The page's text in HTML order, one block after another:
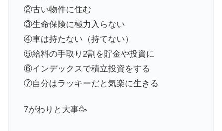
②古い物件に住む
③生命保険に極力入らない
④車は持たない（持てない）
⑤給料の手取り2割を貯金や投資に
⑥インデックスで積立投資をする
⑦自分はラッキーだと気楽に生きる
7がわりと大事🥳